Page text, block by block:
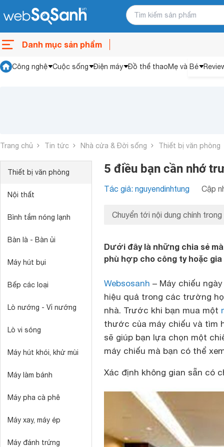
Danh mục sản phẩm
Công nghệ Cuộc sống Điện máy Đồ thể thaoMẹ và Bé
Trang chủ Tin tức Nhà cửa & Đời sống Thiết bị văn phòng
Thiết bị văn phòng
Nội thất
Bình tắm nóng lạnh
Bàn là - Bàn ủi
Máy hút bụi
Bếp các loại
Lò nướng - Vỉ nướng
Lò vi sóng
Máy hút khói, khử mùi
Máy làm bánh
Máy pha cà phê
Máy xay, máy ép
Máy đánh trứng
5 điều bạn cần nhớ
Tác giả: nguyendinhtung Cập
Chuyển tới nội dung chính trong
Dưới đây là những chia sẻ
phù hợp cho công ty hoặc gia
Websosanh – Máy chiếu
hiệu quả trong các trường
nhà. Trước khi bạn mua một
thước của máy chiếu và tìm
sẽ giúp bạn lựa chọn một
máy chiếu mà bạn có thể
Xác định không gian sẵn có